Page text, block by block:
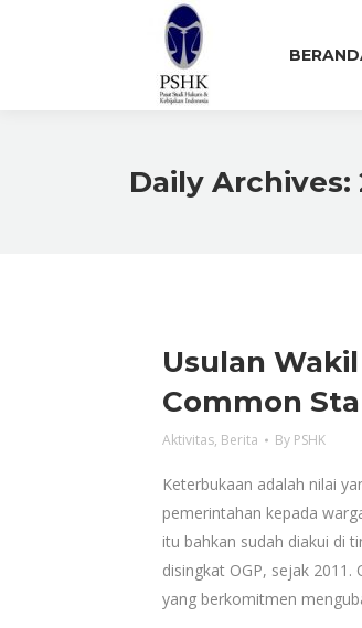
Daily Archives:
Usulan
Common
Aktivitas, Berita By PSHK
Keterbukaan adalah nilai
pemerintahan kepada
itu bahkan sudah diakui di
disingkat OGP, sejak
yang berkomitmen